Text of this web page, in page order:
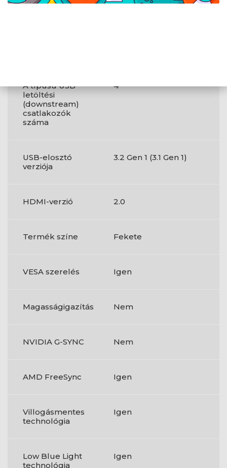
Fejhallgató
Igen
A típusú USB
letöltési
(downstream)
csatlakozók
száma
4
USB-elosztó
verziója
3.2 Gen 1 (3.1 Gen 1)
HDMI-verzió 2.0
Termék színe Fekete
VESA szerelés Igen
Magasságigazítás Nem
NVIDIA G-SYNC Nem
AMD FreeSync Igen
Villogásmentes
technológia
Igen
Low Blue Light
technológia
Igen